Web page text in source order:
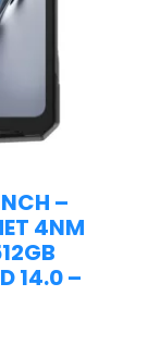
–
4NM
14.0 –